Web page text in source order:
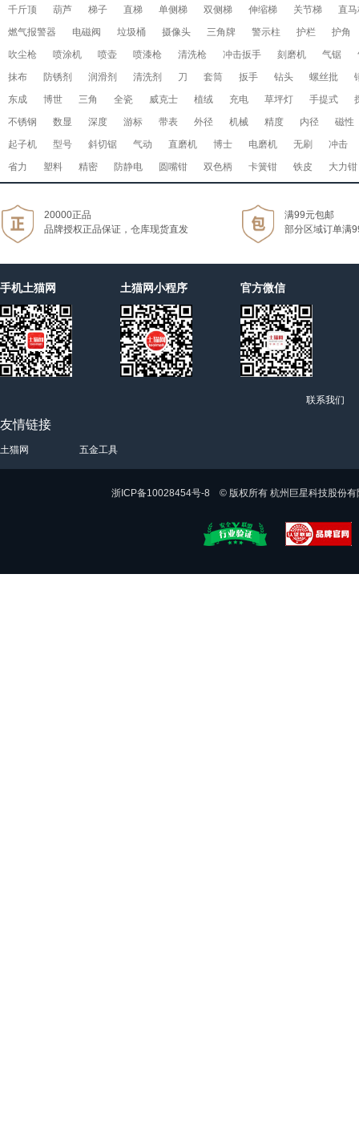
千斤顶 葫芦 梯子 直梯 单侧梯 双侧梯 伸缩梯 关节梯
直
燃气报警器
电磁阀 垃圾桶 摄像头 三角牌 警示柱 护栏
护角
吹尘枪
喷涂机 喷壶 喷漆枪 清洗枪 冲击扳手 刻磨机 气锯
抹布
防锈剂 润滑剂 清洗剂 刀 套筒 扳手 钻头 螺丝批
东成
博世 三角 全瓷 威克士 植绒 充电 草坪灯 手提式
不锈钢
数显 深度 游标 带表 外径 机械 精度 内径
磁性
起子机
型号 斜切锯 气动 直磨机 博士 电磨机 无刷
冲击
省力
塑料 精密 防静电 圆嘴钳 双色柄 卡簧钳 铁皮 大力钳
20000正品
品牌授权正品保证，仓库现货直发
满99元包邮
部分区域订单满
手机土猫网 土猫网小程序 官方微信
联系我们
友情链接
土猫网 五金工具
浙ICP备10028454号-8 © 版权所有 杭州巨星科技股份